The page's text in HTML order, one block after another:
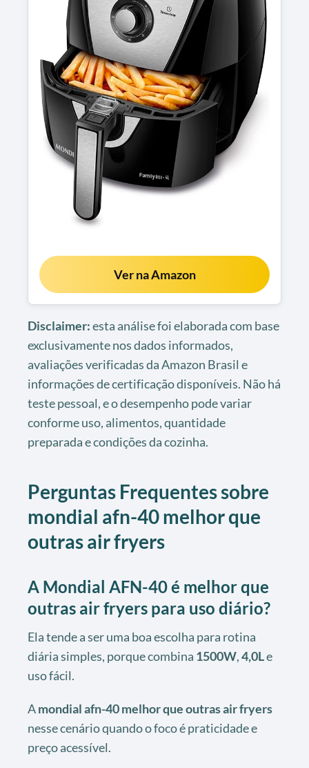
Ver na Amazon
Disclaimer:esta análise foi elaborada com base
exclusivamente nos dados informados,
avaliações verificadas da Amazon Brasil e
informações de certificação disponíveis. Não há
teste pessoal, e o desempenho pode variar
conforme uso, alimentos, quantidade
preparada e condições da cozinha.
Perguntas Frequentes sobre
mondial afn-40 melhor que
outras air fryers
A Mondial AFN-40 é melhor que
outras air fryers para uso diário?
Ela tende a ser uma boa escolha para rotina
diária simples, porque combina 1500W,4,0Le
uso fácil.
Amondial afn-40 melhor que outras air fryers
nesse cenário quando o foco é praticidade e
preço acessível.